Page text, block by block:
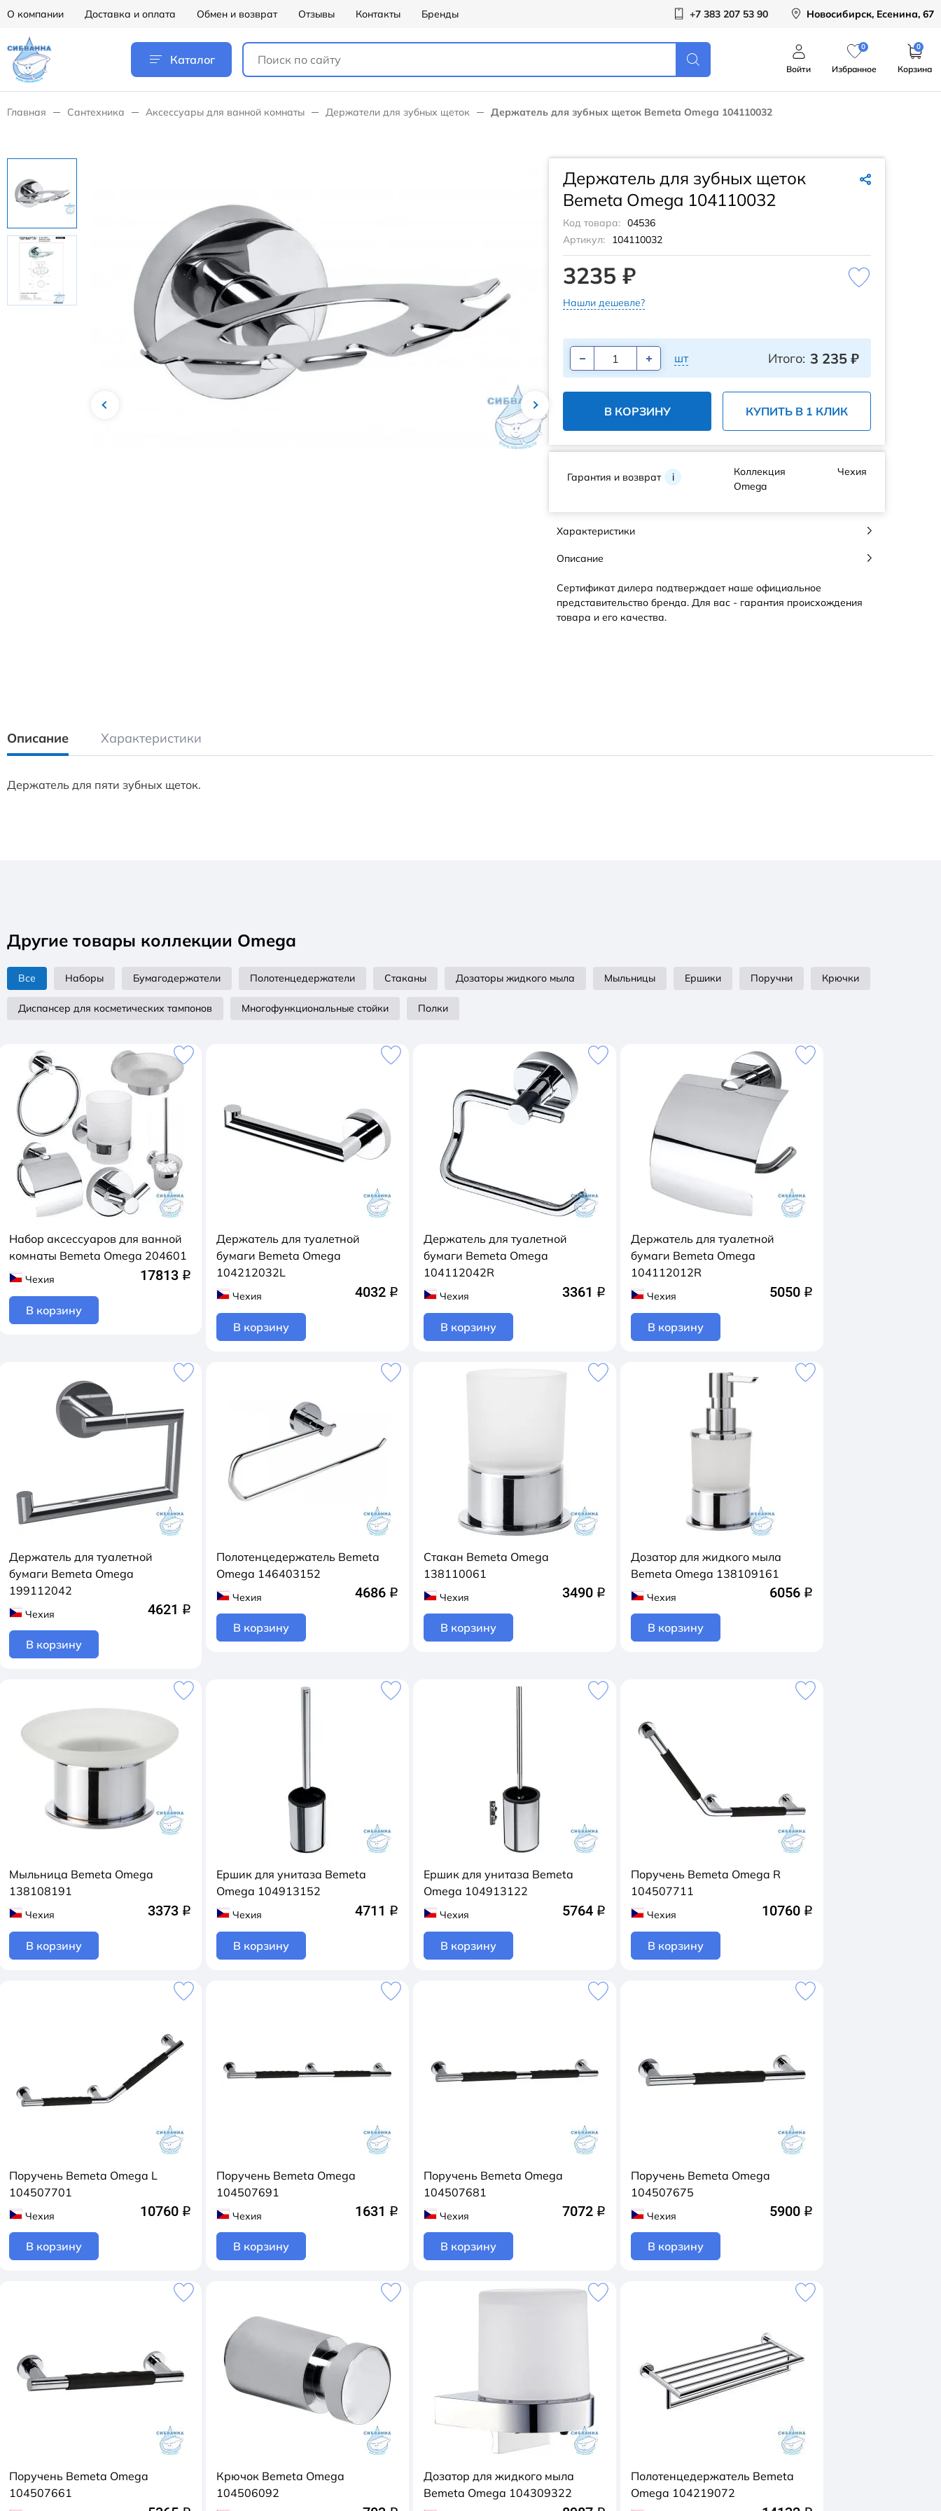
О компании Доставка и оплата Обмен и возврат Отзывы Контакты Бренды +7 383 207 53 90 Новосибирск, Есенина, 67
Каталог
Войти
0
Избранное
0
Корзина
Главная Сантехника Аксессуары для ванной комнаты Держатели для зубных щеток Держатель для зубных щеток Bemeta Omega 104110032
Держатель для зубных щеток
Bemeta Omega 104110032
Код товара: 04536
Артикул:
104110032
3235 ₽
Нашли дешевле?
шт Итого: 3 235 ₽
В КОРЗИНУ КУПИТЬ В 1 КЛИК
Гарантия и возврат i
Коллекция
Omega
Чехия
Характеристики
Описание
Сертификат дилера подтверждает наше официальное
представительство бренда. Для вас - гарантия происхождения
товара и его качества.
Описание Характеристики
Держатель для пяти зубных щеток.
Другие товары коллекции Omega
Все Наборы Бумагодержатели Полотенцедержатели Стаканы Дозаторы жидкого мыла Мыльницы Ершики Поручни Крючки
Диспансер для косметических тампонов Многофункциональные стойки Полки
Набор аксессуаров для ванной
комнаты Bemeta Omega 204601
Чехия 17813 q
В корзину
Держатель для туалетной
бумаги Bemeta Omega
104212032L
Чехия 4032 q
В корзину
Держатель для туалетной
бумаги Bemeta Omega
104112042R
Чехия 3361 q
В корзину
Держатель для туалетной
бумаги Bemeta Omega
104112012R
Чехия 5050 q
В корзину
Держатель для туалетной
бумаги Bemeta Omega
199112042
Чехия 4621 q
В корзину
Полотенцедержатель Bemeta
Omega 146403152
Чехия 4686 q
В корзину
Стакан Bemeta Omega
138110061
Чехия 3490 q
В корзину
Дозатор для жидкого мыла
Bemeta Omega 138109161
Чехия 6056 q
В корзину
Мыльница Bemeta Omega
138108191
Чехия 3373 q
В корзину
Ершик для унитаза Bemeta
Omega 104913152
Чехия 4711 q
В корзину
Ершик для унитаза Bemeta
Omega 104913122
Чехия 5764 q
В корзину
Поручень Bemeta Omega R
104507711
Чехия 10760 q
В корзину
Поручень Bemeta Omega L
104507701
Чехия 10760 q
В корзину
Поручень Bemeta Omega
104507691
Чехия 1631 q
В корзину
Поручень Bemeta Omega
104507681
Чехия 7072 q
В корзину
Поручень Bemeta Omega
104507675
Чехия 5900 q
В корзину
Поручень Bemeta Omega
104507661
Крючок Bemeta Omega
104506092
Дозатор для жидкого мыла
Bemeta Omega 104309322
Полотенцедержатель Bemeta
Omega 104219072